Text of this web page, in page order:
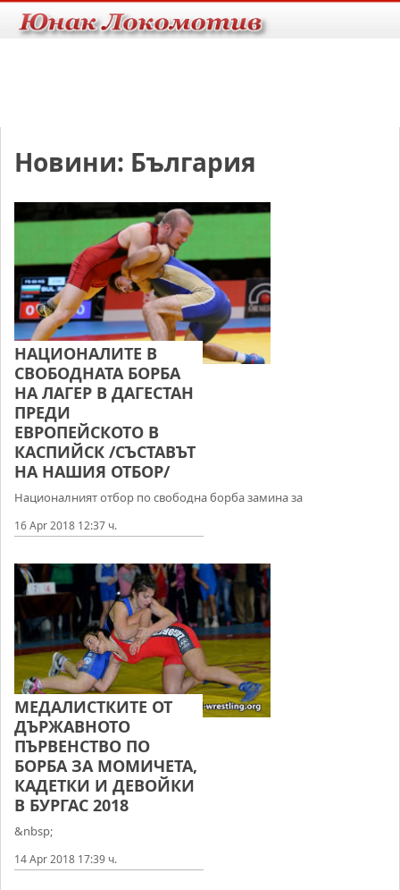
Новини: България
НАЦИОНАЛИТЕ В
СВОБОДНАТА БОРБА
НА ЛАГЕР В ДАГЕСТАН
ПРЕДИ
ЕВРОПЕЙСКОТО В
КАСПИЙСК /СЪСТАВЪТ
НА НАШИЯ ОТБОР/
Националният отбор по свободна борба замина за
16 Apr 2018 12:37 ч.
МЕДАЛИСТКИТЕ ОТ
ДЪРЖАВНОТО
ПЪРВЕНСТВО ПО
БОРБА ЗА МОМИЧЕТА,
КАДЕТКИ И ДЕВОЙКИ
В БУРГАС 2018
&nbsp;
14 Apr 2018 17:39 ч.